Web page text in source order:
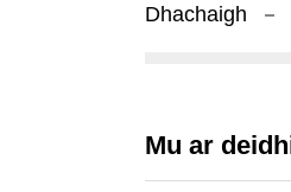
Dhachaigh
Mu ar